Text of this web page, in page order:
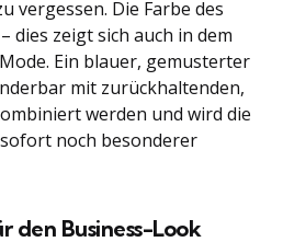
vergessen. Die Farbe des
dies zeigt sich auch in dem
Ein blauer, gemusterter
mit zurückhaltenden,
werden und wird die
noch besonderer
den Business-Look